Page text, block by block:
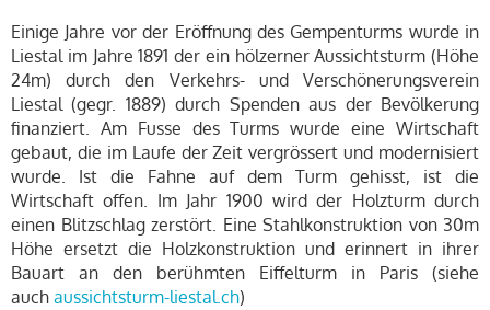
Einige Jahre vor der Eröffnung des Gempenturms wurde in
Liestal im Jahre 1891 der ein hölzerner Aussichtsturm (Höhe
24m) durch den Verkehrs- und Verschönerungsverein
Liestal (gegr. 1889) durch Spenden aus der Bevölkerung
finanziert. Am Fusse des Turms wurde eine Wirtschaft
gebaut, die im Laufe der Zeit vergrössert und modernisiert
wurde. Ist die Fahne auf dem Turm gehisst, ist die
Wirtschaft offen. Im Jahr 1900 wird der Holzturm durch
einen Blitzschlag zerstört. Eine Stahlkonstruktion von 30m
Höhe ersetzt die Holzkonstruktion und erinnert in ihrer
Bauart an den berühmten Eiffelturm in Paris (siehe
auch aussichtsturm-liestal.ch)